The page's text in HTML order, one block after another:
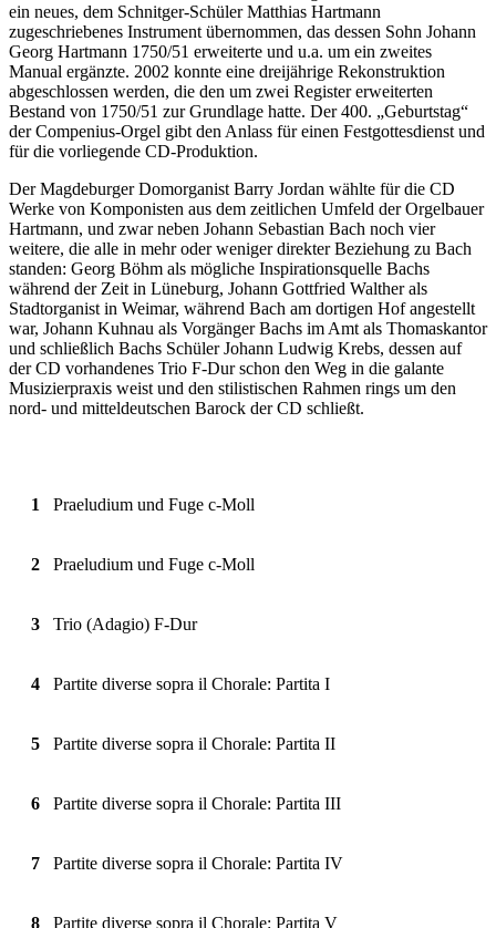
ein neues, dem Schnitger-Schüler Matthias Hartmann
zugeschriebenes Instrument übernommen, das dessen Sohn Johann
Georg Hartmann 1750/51 erweiterte und u.a. um ein zweites
Manual ergänzte. 2002 konnte eine dreijährige Rekonstruktion
abgeschlossen werden, die den um zwei Register erweiterten
Bestand von 1750/51 zur Grundlage hatte. Der 400. „Geburtstag“
der Compenius-Orgel gibt den Anlass für einen Festgottesdienst und
für die vorliegende CD-Produktion.
Der Magdeburger Domorganist Barry Jordan wählte für die CD
Werke von Komponisten aus dem zeitlichen Umfeld der Orgelbauer
Hartmann, und zwar neben Johann Sebastian Bach noch vier
weitere, die alle in mehr oder weniger direkter Beziehung zu Bach
standen: Georg Böhm als mögliche Inspirationsquelle Bachs
während der Zeit in Lüneburg, Johann Gottfried Walther als
Stadtorganist in Weimar, während Bach am dortigen Hof angestellt
war, Johann Kuhnau als Vorgänger Bachs im Amt als Thomaskantor
und schließlich Bachs Schüler Johann Ludwig Krebs, dessen auf
der CD vorhandenes Trio F-Dur schon den Weg in die galante
Musizierpraxis weist und den stilistischen Rahmen rings um den
nord- und mitteldeutschen Barock der CD schließt.
1 Praeludium und Fuge c-Moll
2 Praeludium und Fuge c-Moll
3 Trio (Adagio) F-Dur
4 Partite diverse sopra il Chorale: Partita I
5 Partite diverse sopra il Chorale: Partita II
6 Partite diverse sopra il Chorale: Partita III
7 Partite diverse sopra il Chorale: Partita IV
8 Partite diverse sopra il Chorale: Partita V